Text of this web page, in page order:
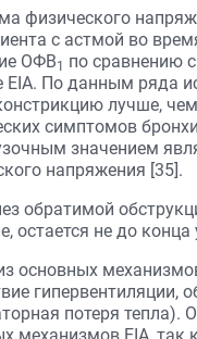
физического
с астмой во
ОФВ1
по сравнению
EIA. По данным ряда
лучше,
симптомов
значением
напряжения [35].
обратимой
остается не до
основных
гипервентиляции,
потеря тепла).